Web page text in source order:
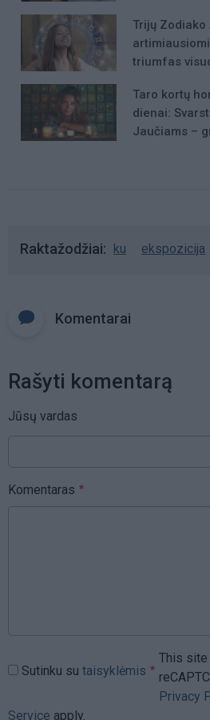
Trijų Zodiako
triumfas
Taro kortų
dienai:
Jaučiams –
Raktažodžiai ku ekspozicija
Komentarai
Rašyti komentarą
Jūsų vardas
Komentaras
Sutinku su taisyklėmis
This
Privacy
Service apply.